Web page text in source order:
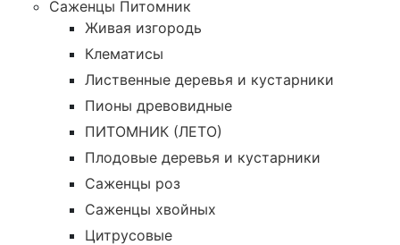
Саженцы Питомник
Живая изгородь
Клематисы
Лиственные деревья и кустарники
Пионы древовидные
ПИТОМНИК (ЛЕТО)
Плодовые деревья и кустарники
Саженцы роз
Саженцы хвойных
Цитрусовые